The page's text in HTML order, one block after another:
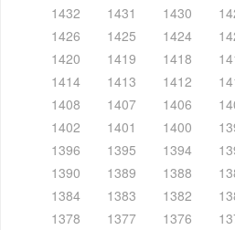
1432
1431 1430
1426
1425 1424
1420
1419 1418
1414
1413 1412
1408
1407 1406
1402
1401 1400
1396
1395 1394
1390
1389 1388
1384
1383 1382
1378
1377 1376